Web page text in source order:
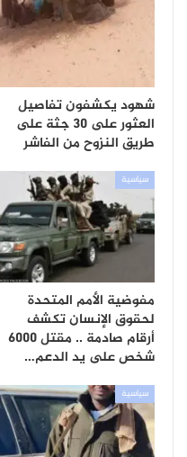
شهود يكشفون تفاصيل
العثور على 30 جثة على
طريق النزوح من الفاشر
سياسية
مفوضية الأمم المتحدة
لحقوق الإنسان تكشف
أرقام صادمة .. مقتل 6000
شخص على يد الدعم…
سياسية